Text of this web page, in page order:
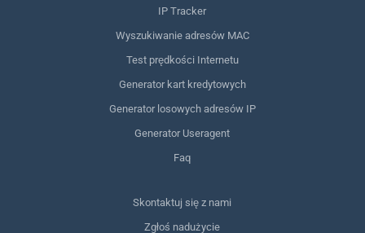
IP Tracker
Wyszukiwanie adresów MAC
Test prędkości Internetu
Generator kart kredytowych
Generator losowych adresów IP
Generator Useragent
Faq
Skontaktuj się z nami
Zgłoś nadużycie